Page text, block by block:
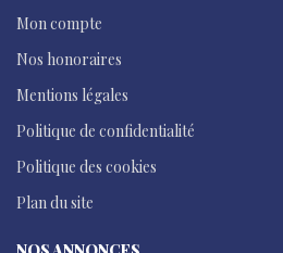
Mon compte
Nos honoraires
Mentions légales
Politique de confidentialité
Politique des cookies
Plan du site